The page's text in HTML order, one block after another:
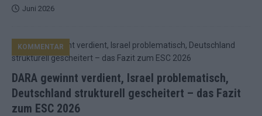
Juni 2026
DARA gewinnt verdient, Israel problematisch,
Deutschland strukturell gescheitert – das Fazit
zum ESC 2026
KOMMENTAR